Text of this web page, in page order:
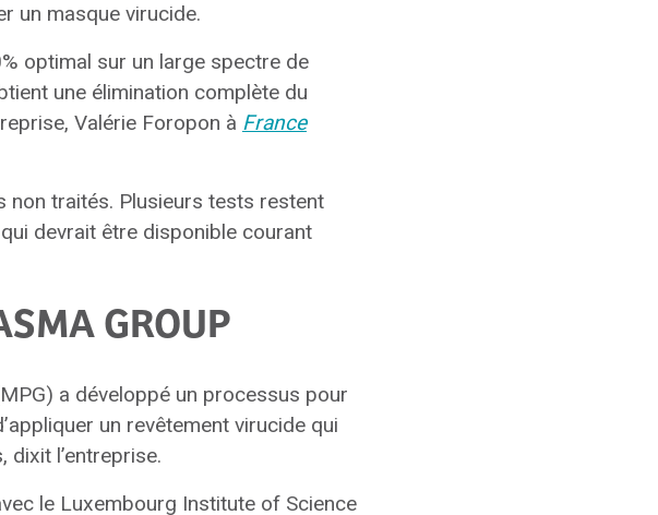
un masque virucide.
optimal sur un large spectre de
une élimination complète du
Valérie Foropon à France
non traités. Plusieurs tests restent
devrait être disponible courant
GROUP
a développé un processus pour
un revêtement virucide qui
dixit l’entreprise.
le Luxembourg Institute of Science